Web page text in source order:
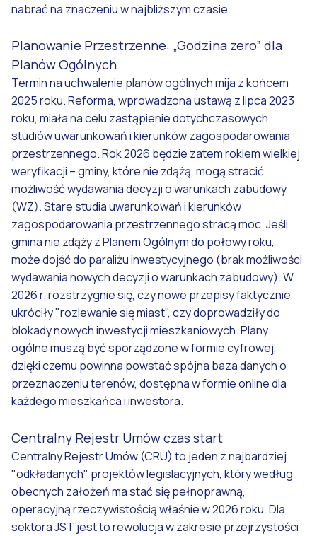
nabrać na znaczeniu w najbliższym czasie.
Planowanie Przestrzenne: „Godzina zero” dla
Planów Ogólnych
Termin na uchwalenie planów ogólnych mija z końcem
2025 roku. Reforma, wprowadzona ustawą z lipca 2023
roku, miała na celu zastąpienie dotychczasowych
studiów uwarunkowań i kierunków zagospodarowania
przestrzennego. Rok 2026 będzie zatem rokiem wielkiej
weryfikacji – gminy, które nie zdążą, mogą stracić
możliwość wydawania decyzji o warunkach zabudowy
(WZ). Stare studia uwarunkowań i kierunków
zagospodarowania przestrzennego stracą moc. Jeśli
gmina nie zdąży z Planem Ogólnym do połowy roku,
może dojść do paraliżu inwestycyjnego (brak możliwości
wydawania nowych decyzji o warunkach zabudowy). W
2026 r. rozstrzygnie się, czy nowe przepisy faktycznie
ukróciły "rozlewanie się miast", czy doprowadziły do
blokady nowych inwestycji mieszkaniowych. Plany
ogólne muszą być sporządzone w formie cyfrowej,
dzięki czemu powinna powstać spójna baza danych o
przeznaczeniu terenów, dostępna w formie online dla
każdego mieszkańca i inwestora.
Centralny Rejestr Umów czas start
Centralny Rejestr Umów (CRU) to jeden z najbardziej
"odkładanych" projektów legislacyjnych, który według
obecnych założeń ma stać się pełnoprawną,
operacyjną rzeczywistością właśnie w 2026 roku. Dla
sektora JST jest to rewolucja w zakresie przejrzystości